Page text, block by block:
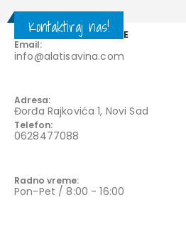
Kontaktiraj nas!
KONTAKT INFORMACIJE
Email:
info@alatisavina.com
Adresa:
Đorđa Rajkovića 1, Novi Sad
Telefon:
0628477088
Radno vreme:
Pon-Pet / 8:00 - 16:00